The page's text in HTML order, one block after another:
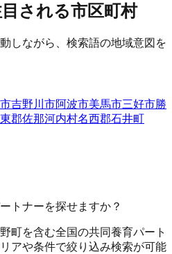
される市区町村
しながら、検索語の地域意図を
吉野川市阿波市美馬市三好市勝
郡佐那河内村名西郡石井町
トナーを探せますか？
町を含む全国の共同養育パート
アや条件で絞り込み検索が可能